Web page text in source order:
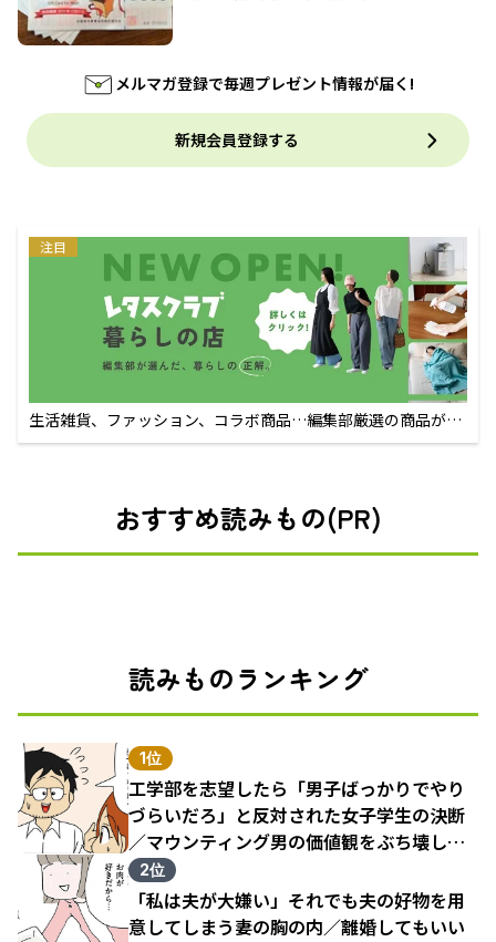
メルマガ登録で毎週プレゼント情報が届く!
新規会員登録する
注目
生活雑貨、ファッション、コラボ商品…編集部厳選の商品が買
えるECサイト
おすすめ読みもの(PR)
読みものランキング
1位
工学部を志望したら「男子ばっかりでやり
づらいだろ」と反対された女子学生の決断
／マウンティング男の価値観をぶち壊した
結果（1）
2位
「私は夫が大嫌い」それでも夫の好物を用
意してしまう妻の胸の内／離婚してもいい